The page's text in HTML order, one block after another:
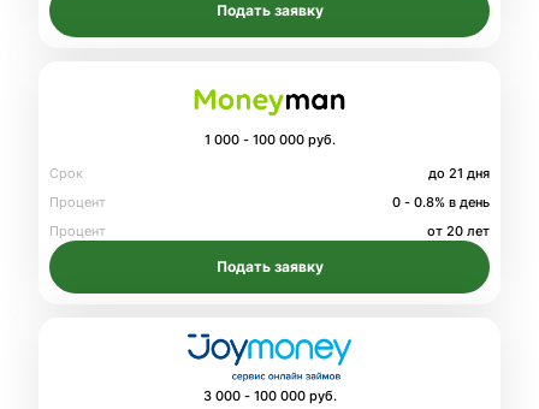
Подать заявку
1 000 - 100 000 руб.
Срок
до 21 дня
Процент
0 - 0.8% в день
Процент
от 20 лет
Подать заявку
3 000 - 100 000 руб.